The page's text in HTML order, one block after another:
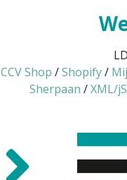
CCV Shop /Shopify/
Sherpaan /XML/